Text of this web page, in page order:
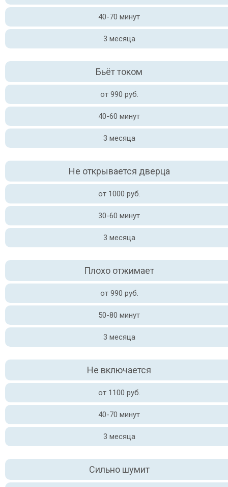
40-70 минут
3 месяца
Бьёт током
от 990 руб.
40-60 минут
3 месяца
Не открывается дверца
от 1000 руб.
30-60 минут
3 месяца
Плохо отжимает
от 990 руб.
50-80 минут
3 месяца
Не включается
от 1100 руб.
40-70 минут
3 месяца
Сильно шумит